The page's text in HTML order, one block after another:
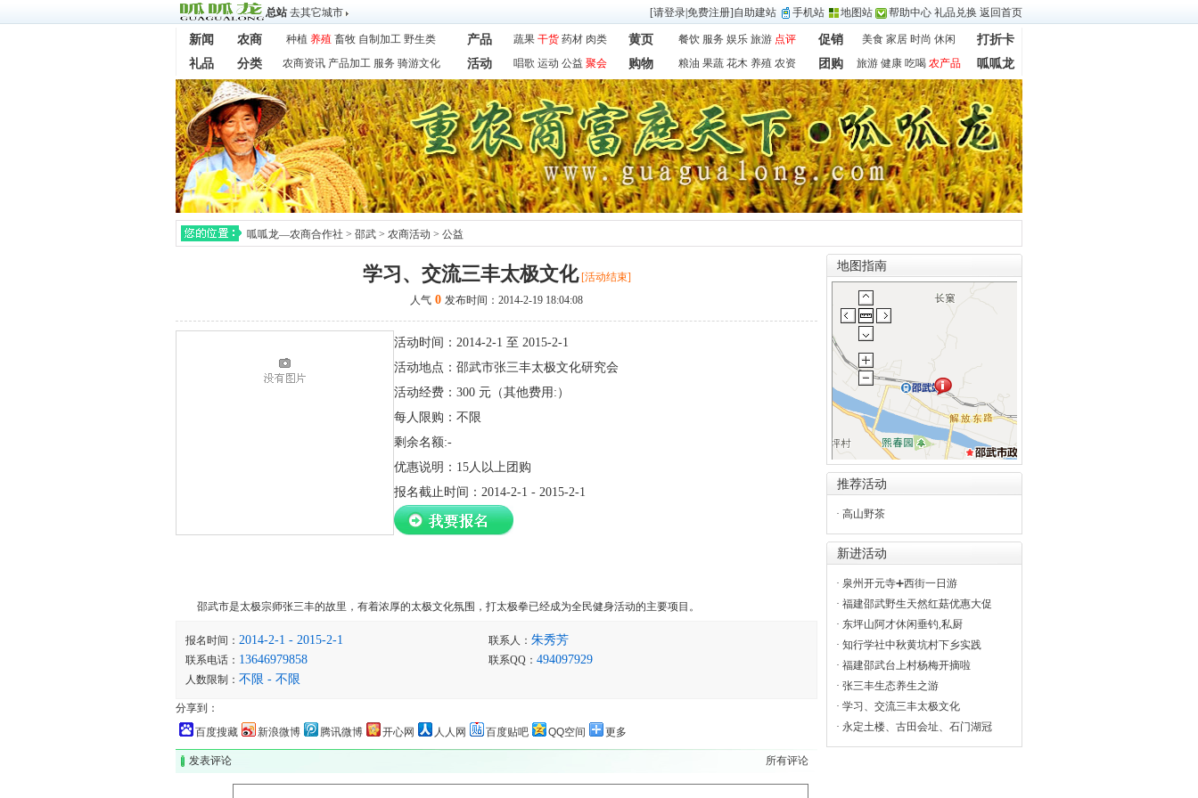
总站 去其它城市 [请登录免费注册]自助建站 手机站 地图站 帮助中心 礼品兑换 返回首页
新闻 农商 种植 养殖 畜牧 自制加工 野生类 产品 蔬果 干货 药材 肉类 黄页 餐饮 服务 娱乐 旅游 点评 促销 美食 家居 时尚 休闲
打折卡
礼品
分类 农商资讯 产品加工 服务 骑游文化 活动 唱歌 运动 公益 聚会 购物 粮油 果蔬 花木 养殖 农资 团购 旅游 健康 吃喝 农产品 呱呱龙
呱呱龙—农商合作社 > 邵武 > 农商活动 > 公益
学习、交流三丰太极文化[活动结束]
人气 0 发布时间：2014-2-19 18:04:08
活动时间：2014-2-1 至 2015-2-1
活动地点：邵武市张三丰太极文化研究会
活动经费：300 元（其他费用:）
每人限购：不限
剩余名额:-
优惠说明：15人以上团购
报名截止时间：2014-2-1 - 2015-2-1
邵武市是太极宗师张三丰的故里，有着浓厚的太极文化氛围，打太极拳已经成为全民健身活动的主要项目。
报名时间： 2014-2-1 - 2015-2-1 联系人： 朱秀芳
联系电话： 13646979858 联系QQ： 494097929
人数限制： 不限 - 不限
分享到：
百度搜藏
新浪微博 腾讯微博 开心网 人人网 百度贴吧 QQ空间 更多
所有评论
发表评论
地图指南
推荐活动
· 高山野茶
新进活动
· 泉州开元寺➕西街一日游
· 福建邵武野生天然红菇优惠大促
· 东坪山阿才休闲垂钓,私厨
· 知行学社中秋黄坑村下乡实践
· 福建邵武台上村杨梅开摘啦
· 张三丰生态养生之游
· 学习、交流三丰太极文化
· 永定土楼、古田会址、石门湖冠